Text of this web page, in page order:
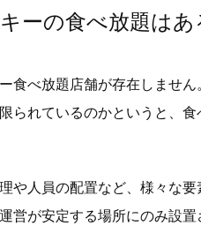
ーの食べ放題はあ
食べ放題店舗が存在しません。
られているのかというと、
や人員の配置など、様々な要
営が安定する場所にのみ設置